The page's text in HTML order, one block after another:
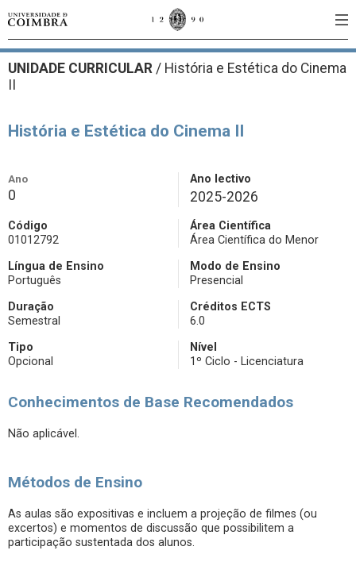
UNIDADE CURRICULAR / História e Estética do Cinema
História e Estética do Cinema II
Ano
0
Ano lectivo
2025-2026
Código
01012792
Área Científica
Área Científica do Menor
Língua de Ensino
Português
Modo de Ensino
Presencial
Duração
Semestral
Créditos ECTS
6.0
Tipo
Opcional
Nível
1º Ciclo - Licenciatura
Conhecimentos de Base Recomendados
Não aplicável.
Métodos de Ensino
As aulas são expositivas e incluem a projeção de filmes (ou
excertos) e momentos de discussão que possibilitem a
participação sustentada dos alunos.